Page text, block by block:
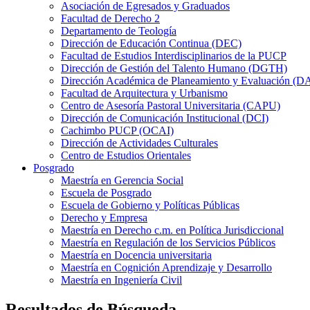
Asociación de Egresados y Graduados
Facultad de Derecho 2
Departamento de Teología
Dirección de Educación Continua (DEC)
Facultad de Estudios Interdisciplinarios de la PUCP
Dirección de Gestión del Talento Humano (DGTH)
Dirección Académica de Planeamiento y Evaluación
Facultad de Arquitectura y Urbanismo
Centro de Asesoría Pastoral Universitaria (CAPU)
Dirección de Comunicación Institucional (DCI)
Cachimbo PUCP (OCAI)
Dirección de Actividades Culturales
Centro de Estudios Orientales
Posgrado
Maestría en Gerencia Social
Escuela de Posgrado
Escuela de Gobierno y Políticas Públicas
Derecho y Empresa
Maestría en Derecho c.m. en Política Jurisdiccional
Maestría en Regulación de los Servicios Públicos
Maestría en Docencia universitaria
Maestría en Cognición Aprendizaje y Desarrollo
Maestría en Ingeniería Civil